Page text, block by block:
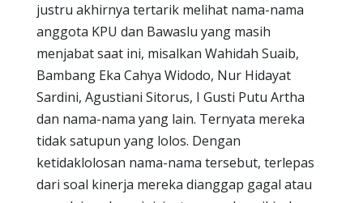
justru akhirnya tertarik melihat nama-nama
anggota KPU dan Bawaslu yang masih
menjabat saat ini, misalkan Wahidah Suaib,
Bambang Eka Cahya Widodo, Nur Hidayat
Sardini, Agustiani Sitorus, I Gusti Putu Artha
dan nama-nama yang lain. Ternyata mereka
tidak satupun yang lolos. Dengan
ketidaklolosan nama-nama tersebut, terlepas
dari soal kinerja mereka dianggap gagal atau